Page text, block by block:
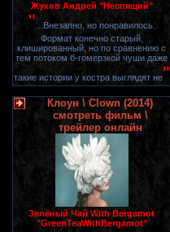
Жуков Андрей "Неспящий"
" ...Внезапно, но понравилось.
Формат конечно старый,
клишированный, но по сравнению с
тем потоком б-гомерзкой чуши даже
такие истории у костра выглядят не"
Клоун \ Clown (2014)
смотреть фильм \
трейлер онлайн
Зелёный Чай With Bergamot
"GreenTeaWithBergamot"